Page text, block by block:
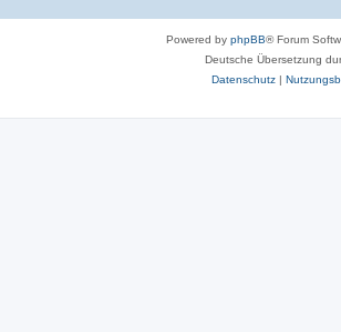
Powered by phpBB® Forum
Deutsche Übersetzung
Datenschutz|